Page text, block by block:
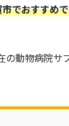
でおすすめ
動物病院サ